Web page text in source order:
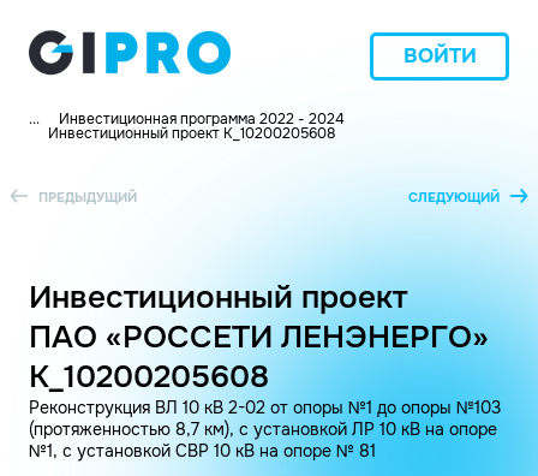
ВОЙТИ
... Инвестиционная программа 2022 - 2024
Инвестиционный проект K_10200205608
ПРЕДЫДУЩИЙ СЛЕДУЮЩИЙ
Инвестиционный проект
ПАО «РОССЕТИ ЛЕНЭНЕРГО»
K_10200205608
Реконструкция ВЛ 10 кВ 2-02 от опоры №1 до опоры №103
(протяженностью 8,7 км), с установкой ЛР 10 кВ на опоре
№1, с установкой СВР 10 кВ на опоре № 81